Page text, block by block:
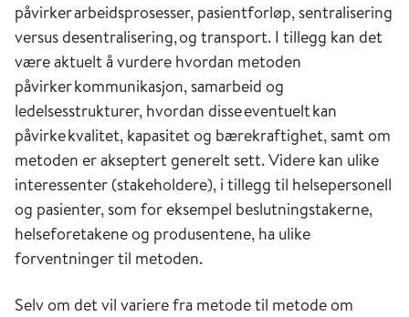
påvirker arbeidsprosesser, pasientforløp, sentralisering
versus desentralisering, og transport. I tillegg kan det
være aktuelt å vurdere hvordan metoden
påvirker kommunikasjon, samarbeid og
ledelsesstrukturer, hvordan disse eventuelt kan
påvirke kvalitet, kapasitet og bærekraftighet, samt om
metoden er akseptert generelt sett. Videre kan ulike
interessenter (stakeholdere), i tillegg til helsepersonell
og pasienter, som for eksempel beslutningstakerne,
helseforetakene og produsentene, ha ulike
forventninger til metoden.
Selv om det vil variere fra metode til metode om